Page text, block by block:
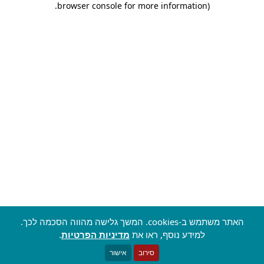
browser console for more information)
.
האתר משתמש ב-cookies. המשך גלישה מהווה הסכמה לכך.
למידע נוסף, ראו את מדיניות הפרטיות.
סירוב אישור